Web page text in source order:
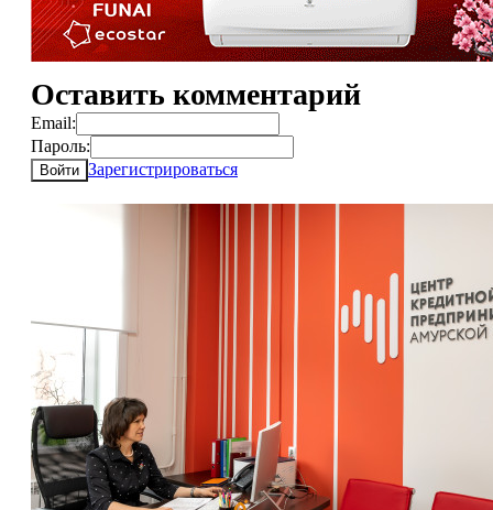
Оставить комментарий
Email:
Пароль:
Войти Зарегистрироваться